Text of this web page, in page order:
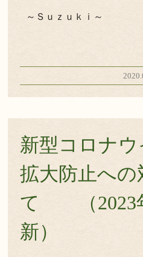
～Ｓｕｚｕｋｉ～
新型コロナ
拡大防止へ
て （2023
新）